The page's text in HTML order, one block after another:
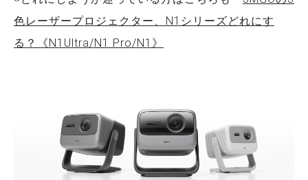
色レーザープロジェクター、N1シリーズどれにす
る？《N1Ultra/N1 Pro/N1》